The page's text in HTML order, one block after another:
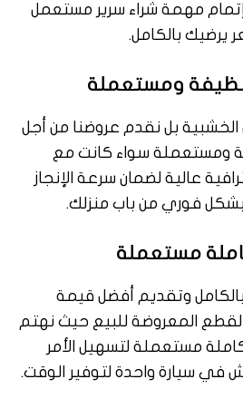
مهمة شراء سرير مستعمل
يرضيك بالكامل.
نظيفة ومستعملة
الخشبية بل نقدم عروضنا من أجل
ومستعملة سواء كانت مع
عالية لضمان سرعة الإنجاز
بشكل فوري من باب منزلك.
مستعملة
وتقديم أفضل قيمة
المعروضة للبيع حيث نهتم
مستعملة لتسهيل الأمر
سيارة واحدة لتوفير الوقت.